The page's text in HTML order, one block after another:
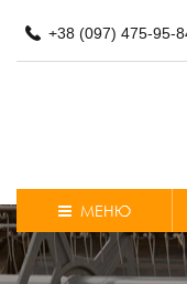
+38 (097) 475-95-
МЕНЮ